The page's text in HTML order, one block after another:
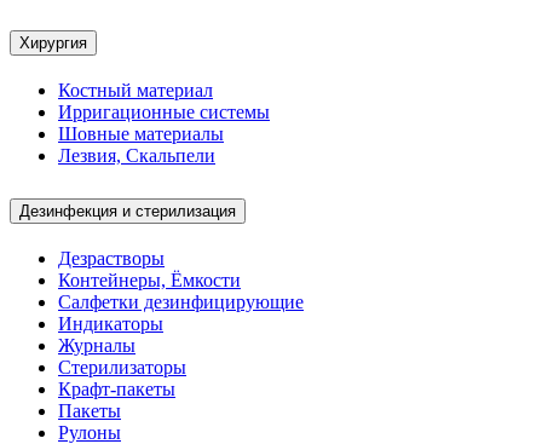
Хирургия
Костный материал
Ирригационные системы
Шовные материалы
Лезвия, Скальпели
Дезинфекция и стерилизация
Дезрастворы
Контейнеры, Ёмкости
Салфетки дезинфицирующие
Индикаторы
Журналы
Стерилизаторы
Крафт-пакеты
Пакеты
Рулоны